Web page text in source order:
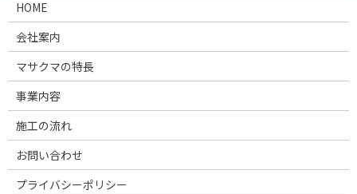
HOME
会社案内
マサクマの特長
事業内容
施工の流れ
お問い合わせ
プライバシーポリシー